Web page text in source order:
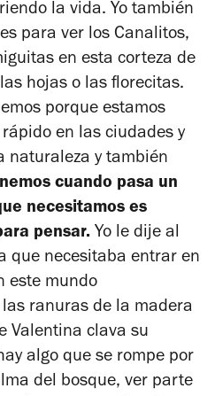
la vida. Yo también
para ver los Canalitos,
en esta corteza de
hojas o las florecitas.
porque estamos
en las ciudades y
naturaleza y también
cuando pasa un
necesitamos es
pensar. Yo le dije al
que necesitaba entrar en
este mundo
ranuras de la madera
Valentina clava su
algo que se rompe por
del bosque, ver parte